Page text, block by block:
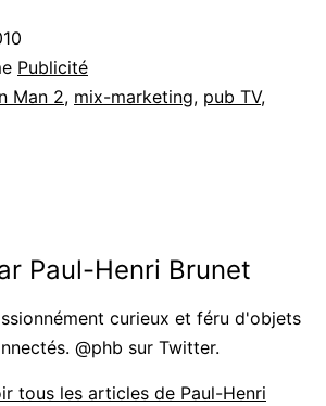
Publicité
Man 2, mix-marketing, pub TV,
Paul-Henri Brunet
curieux et féru d'objets
@phb sur Twitter.
tous les articles de Paul-Henri